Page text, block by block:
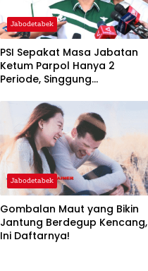
Jabodetabek
PSI Sepakat Masa Jabatan
Ketum Parpol Hanya 2
Periode, Singgung
‘Warisan’
Jabodetabek
Gombalan Maut yang Bikin
Jantung Berdegup Kencang,
Ini Daftarnya!